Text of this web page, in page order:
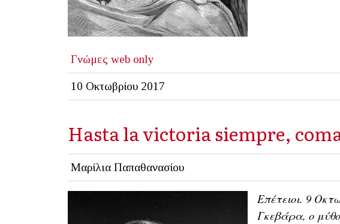
Γνώμες web only
10 Οκτωβρίου 2017
Hasta la victoria siempre,
Μαρίλια Παπαθανασίου
Επέτειοι. 9
Γκεβάρα, ο